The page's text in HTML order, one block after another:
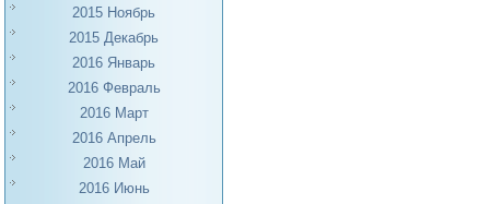
2015 Ноябрь
2015 Декабрь
2016 Январь
2016 Февраль
2016 Март
2016 Апрель
2016 Май
2016 Июнь